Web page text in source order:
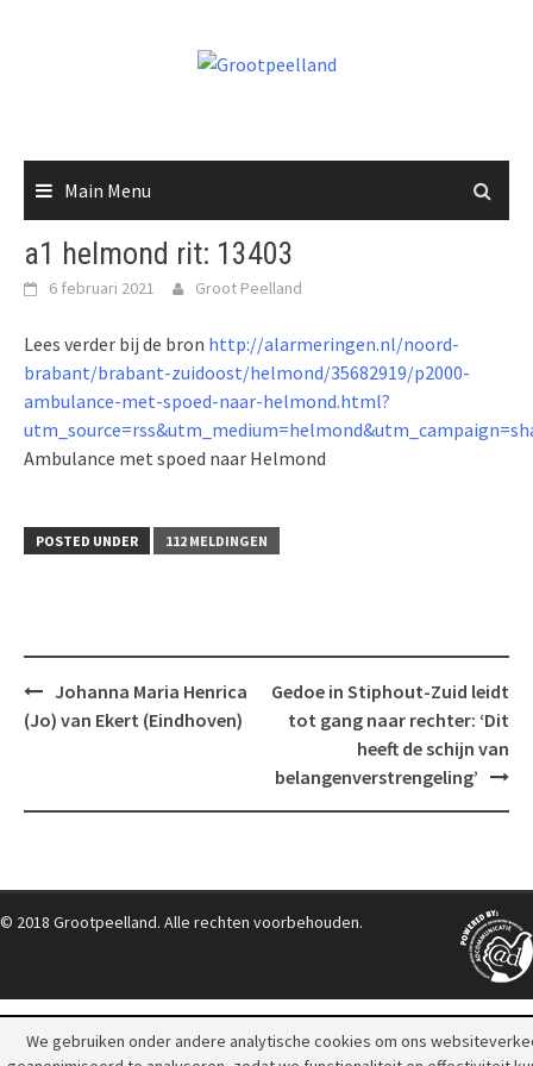
Main Menu
a1 helmond rit: 13403
6 februari 2021 Groot Peelland
Lees verder bij de bron http://alarmeringen.nl/noord-
brabant/brabant-zuidoost/helmond/35682919/p2000-
ambulance-met-spoed-naar-helmond.html?
Ambulance met spoed naar Helmond
POSTED UNDER 112 MELDINGEN
Post
navigation
Johanna Maria Henrica
(Jo) van Ekert (Eindhoven)
Gedoe in Stiphout-Zuid leidt
tot gang naar rechter: ‘Dit
heeft de schijn van
belangenverstrengeling’
© 2018 Grootpeelland. Alle rechten voorbehouden.
We gebruiken onder andere analytische cookies om ons